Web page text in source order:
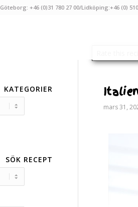
Göteborg: +46 (0)31 780 27 00/Lidköping:+46 (0)
mars 31,
KATEGORIER
SÖK RECEPT